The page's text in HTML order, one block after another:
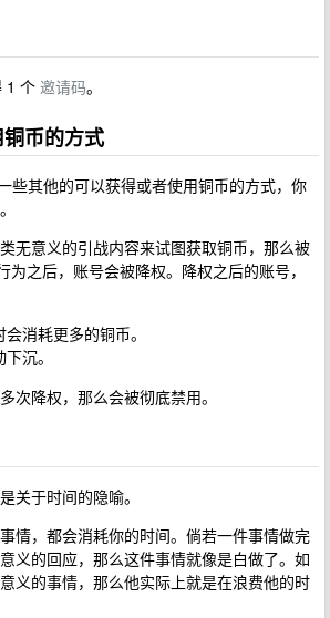
1 个 邀请码。
币的方式
些其他的可以获得或者使用铜币的方式，你
无意义的引战内容来试图获取铜币，那么被
为之后，账号会被降权。降权之后的账号，
消耗更多的铜币。
沉。
次降权，那么会被彻底禁用。
关于时间的隐喻。
情，都会消耗你的时间。倘若一件事情做完
义的回应，那么这件事情就像是白做了。如
义的事情，那么他实际上就是在浪费他的时